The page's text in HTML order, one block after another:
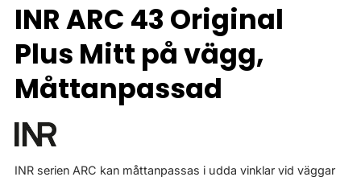
INR ARC 43 Original
Plus Mitt på vägg,
Måttanpassad
INR serien ARC kan måttanpassas i udda vinklar vid väggar